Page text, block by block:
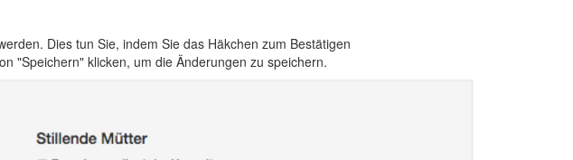
Dies tun Sie, indem Sie das Häkchen zum Bestätigen
"Speichern" klicken, um die Änderungen zu speichern.